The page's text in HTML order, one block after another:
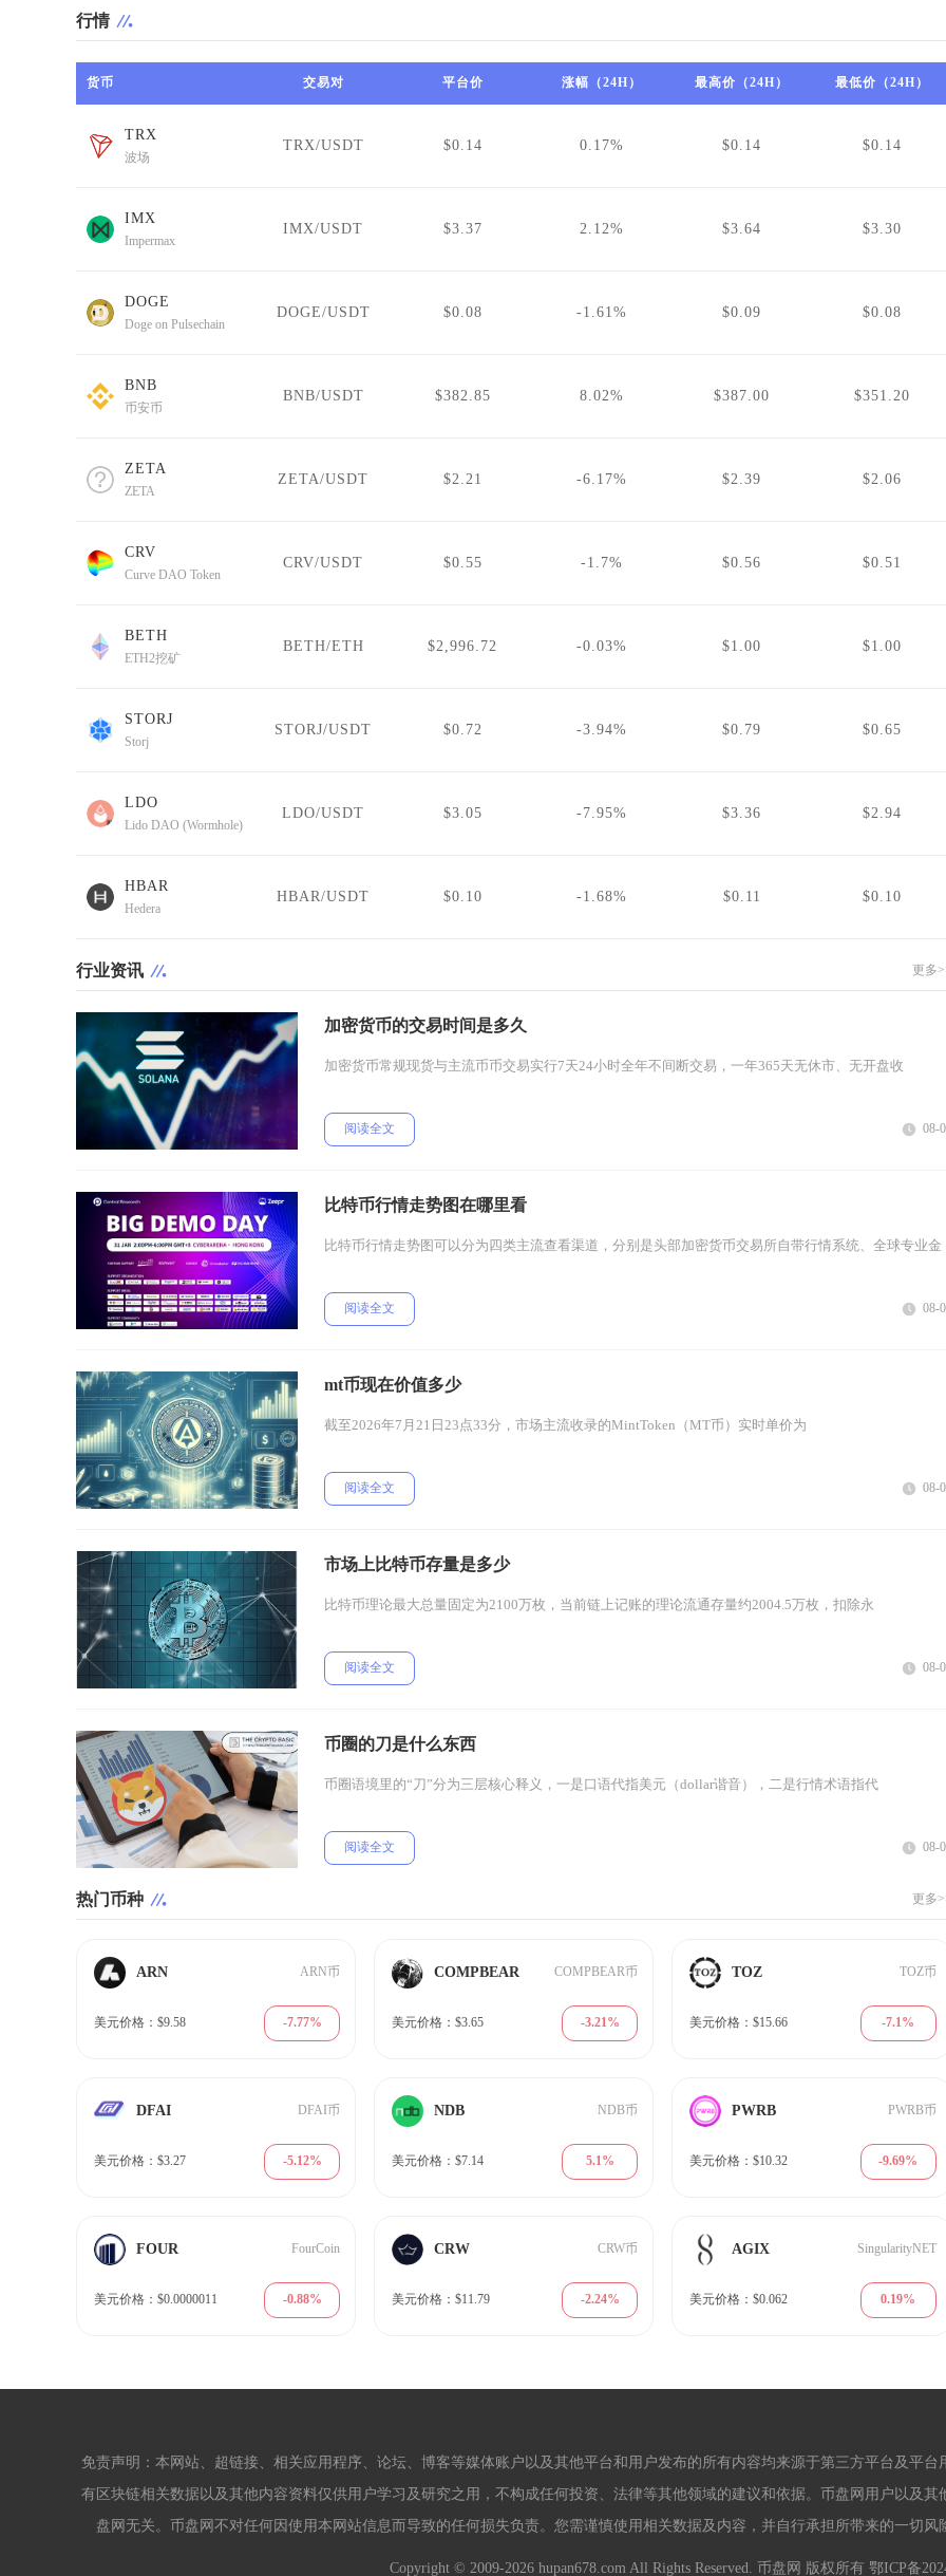
行情
货币 交易对 平台价 涨幅（24H） 最高价（24H） 最低价（24H）
TRX
波场
TRX/USDT $0.14 0.17% $0.14 $0.14
IMX
Impermax
IMX/USDT $3.37 2.12% $3.64 $3.30
DOGE
Doge on Pulsechain
DOGE/USDT $0.08 -1.61% $0.09 $0.08
BNB
币安币
BNB/USDT $382.85 8.02% $387.00 $351.20
ZETA
ZETA
ZETA/USDT $2.21 -6.17% $2.39 $2.06
CRV
Curve DAO Token
CRV/USDT $0.55 -1.7% $0.56 $0.51
BETH
ETH2挖矿
BETH/ETH $2,996.72 -0.03% $1.00 $1.00
STORJ
Storj
STORJ/USDT $0.72 -3.94% $0.79 $0.65
LDO
Lido DAO (Wormhole)
LDO/USDT $3.05 -7.95% $3.36 $2.94
HBAR
Hedera
HBAR/USDT $0.10 -1.68% $0.11 $0.10
行业资讯 更多
加密货币的交易时间是多久
加密货币常规现货与主流币币交易实行7天24小时全年不间断交易，一年365天无休市、无开盘收
阅读全文 08-
比特币行情走势图在哪里看
比特币行情走势图可以分为四类主流查看渠道，分别是头部加密货币交易所自带行情系统、全球专业金
阅读全文 08-
mt币现在价值多少
截至2026年7月21日23点33分，市场主流收录的MintToken（MT币）实时单价为
阅读全文 08-
市场上比特币存量是多少
比特币理论最大总量固定为2100万枚，当前链上记账的理论流通存量约2004.5万枚，扣除永
阅读全文 08-
币圈的刀是什么东西
币圈语境里的“刀”分为三层核心释义，一是口语代指美元（dollar谐音），二是行情术语指代
阅读全文 08-
热门币种 更多
ARN ARN币
美元价格：$9.58 -7.77%
COMPBEAR COMPBEAR币
美元价格：$3.65 -3.21%
TOZ TOZ币
美元价格：$15.66 -7.1%
DFAI DFAI币
美元价格：$3.27 -5.12%
NDB NDB币
美元价格：$7.14 5.1%
PWRB PWRB币
美元价格：$10.32 -9.69%
FOUR FourCoin
美元价格：$0.0000011 -0.88%
CRW CRW币
美元价格：$11.79 -2.24%
AGIX SingularityNET
美元价格：$0.062 0.19%
免责声明：本网站、超链接、相关应用程序、论坛、博客等媒体账户以及其他平台和用户发布的所有内容均来源于第三方平台及平
有区块链相关数据以及其他内容资料仅供用户学习及研究之用，不构成任何投资、法律等其他领域的建议和依据。币盘网用户以及
盘网无关。币盘网不对任何因使用本网站信息而导致的任何损失负责。您需谨慎使用相关数据及内容，并自行承担所带来的一切风
Copyright © 2009-2026 hupan678.com All Rights Reserved. 币盘网 版权所有 鄂ICP备